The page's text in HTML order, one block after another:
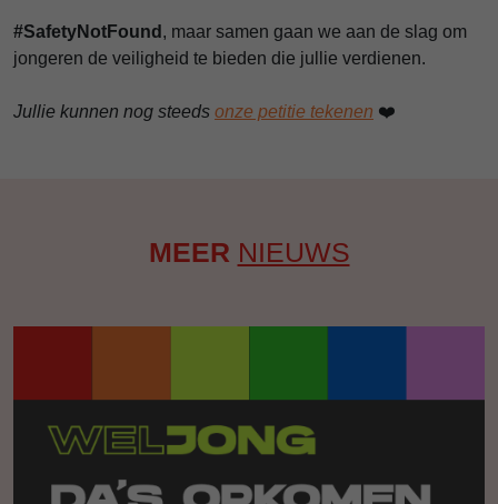
#SafetyNotFound , maar samen gaan we aan de slag om
jongeren de veiligheid te bieden die jullie verdienen.
Jullie kunnen nog steeds onze petitie tekenen ❤️
MEER NIEUWS